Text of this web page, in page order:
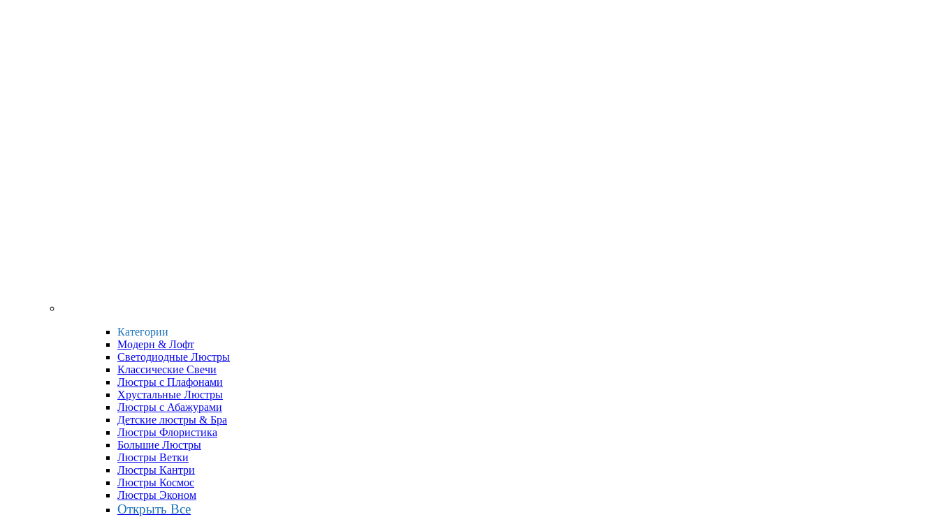
Категории
Модерн & Лофт
Светодиодные Люстры
Классические Свечи
Люстры с Плафонами
Хрустальные Люстры
Люстры с Абажурами
Детские люстры & Бра
Люстры Флористика
Большие Люстры
Люстры Ветки
Люстры Кантри
Люстры Космос
Люстры Эконом
Открыть Все